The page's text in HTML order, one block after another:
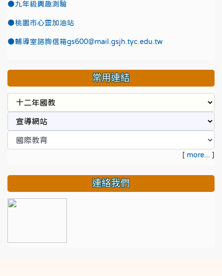
●九年級興趣測驗
●桃園市心靈加油站
●輔導室諮詢信箱gs600@mail.gsjh.tyc.edu.tw
常用連結
[ more... ]
連絡我們